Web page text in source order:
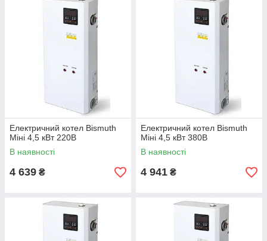
Електричний котел Bismuth
Міні 4,5 кВт 220В
В наявності
4 639 ₴
Електричний котел Bismuth
Міні 4,5 кВт 380В
В наявності
4 941 ₴